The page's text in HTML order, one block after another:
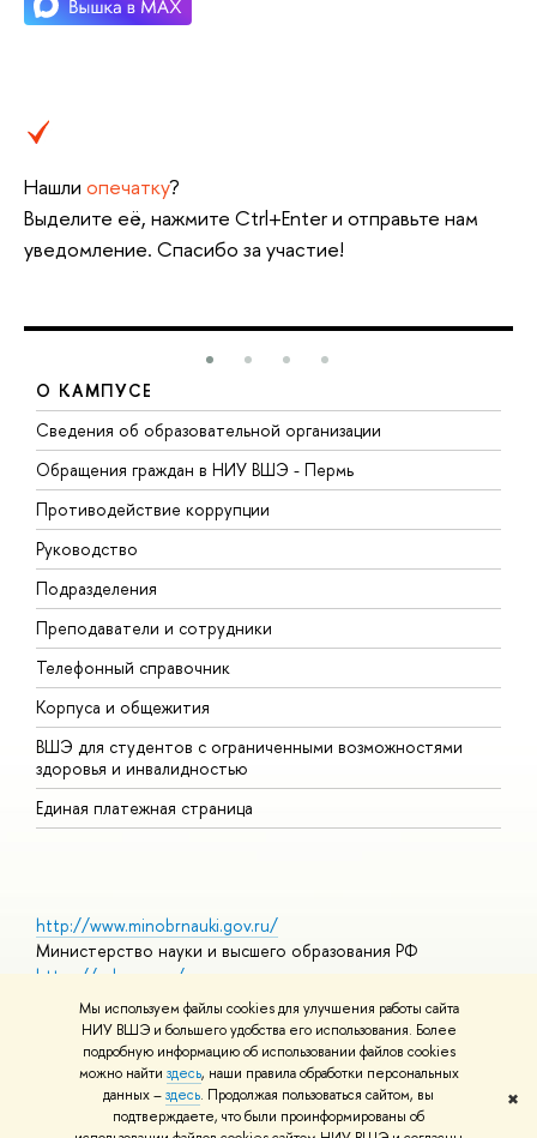
Мы используем файлы cookies для улучшения работы сайта
НИУ ВШЭ и большего удобства его использования. Более
подробную информацию об использовании файлов cookies
можно найти здесь, наши правила обработки персональных
данных –здесь. Продолжая пользоваться сайтом, вы
подтверждаете, что были проинформированы о
✖
Нашли опечатку?
ыделите её, нажмите Ctrl+Enter и отправьте нам
уведомление. Спасибо за участие!
О КАМПУСЕ
Сведения об образовательной организации
Обращения граждан в НИУ ВШЭ - Пермь
Противодействие коррупции
Руководство
Подразделения
Преподаватели и сотрудники
Телефонный справочник
Корпуса и общежития
ШЭ для студентов с ограниченными возможностями
здоровья и инвалидностью
Единая платежная страница
http://www.minobrnauki.gov.ru/
Министерство науки и высшего образования РФ
https://edu.gov.ru/
Министерство просвещения РФ
https://elearning.hse.ru/mooc
Массовые открытые онлайн-курсы
© НИУ ВШЭ 1993–2026 Условия использования материало